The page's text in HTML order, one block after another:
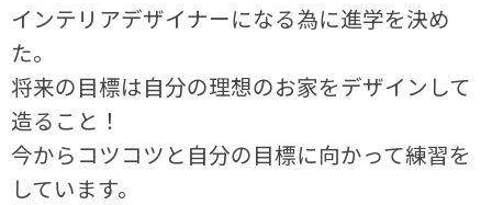
インテリアデザイナーになる為に進学を決め
た。
将来の目標は自分の理想のお家をデザインして
造ること！
今からコツコツと自分の目標に向かって練習を
しています。